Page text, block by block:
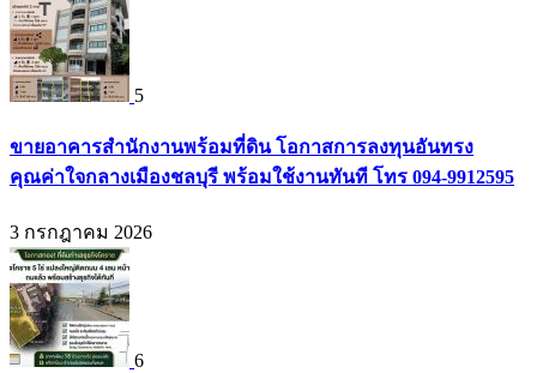
5
ขายอาคารสำนักงานพร้อมที่ดิน โอกาสการลงทุนอันทรง
คุณค่าใจกลางเมืองชลบุรี พร้อมใช้งานทันที โทร 094-9912595
3 กรกฎาคม 2026
6